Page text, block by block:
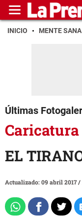
INICIO MENTE SANA
Últimas
Caricatura
EL
Actualizado: 09 abril 2017/